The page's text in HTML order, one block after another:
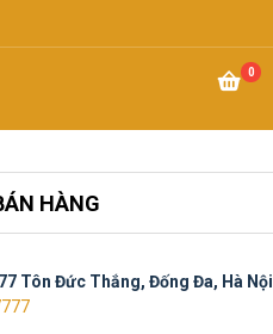
0
HÀNG
Tôn Đức Thắng, Đống Đa, Hà Nội